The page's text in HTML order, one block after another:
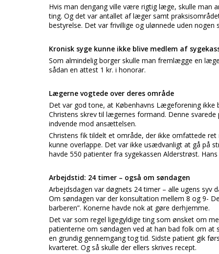
Hvis man dengang ville være rigtig læge, skulle man
ting. Og det var antallet af læger samt
bestyrelse. Det var frivillige og ulønnede uden
Kronisk syge kunne ikke blive medlem af
Som almindelig borger skulle man fremlægge en
sådan en attest 1 kr. i honorar.
Lægerne vogtede over deres område
Det var god tone, at Københavns Lægeforening ikke
Christens skrev til lægernes formand. Denne
indvende mod ansættelsen.
Christens fik tildelt et område, der ikke omfattede
kunne overlappe. Det var ikke usædvanligt at gå på
havde 550 patienter fra sygekassen Alderstrøst.
Arbejdstid: 24 timer – også om søndagen
Arbejdsdagen var døgnets 24 timer – alle ugens syv
Om søndagen var der konsultation mellem 8 og 9-
barberen”. Konerne havde nok at gøre derhjemme.
Det var som regel ligegyldige ting som ønsket om
patienterne om søndagen ved at han bad folk om at
en grundig gennemgang tog tid. Sidste patient gik
kvarteret. Og så skulle der ellers skrives recept.